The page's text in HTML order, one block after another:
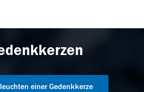
einer Gedenkkerze